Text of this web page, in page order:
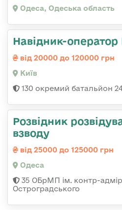
Одеса, Одеська область
Навідник-
від 20000 до 120000 грн
Київ
130 окремий батальйон
Розвідник
взводу
від 25000 до 125000 грн
Одеса
35 ОБрМП ім. контр-
Остроградського